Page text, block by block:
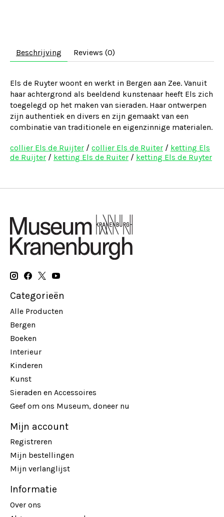
Beschrijving Reviews (0)
Els de Ruyter woont en werkt in Bergen aan Zee. Vanuit
haar achtergrond als beeldend kunstenaar heeft Els zich
toegelegd op het maken van sieraden. Haar ontwerpen
zijn authentiek en divers en zijn gemaakt van een
combinatie van traditionele en eigenzinnige materialen.
collier Els de Ruijter / collier Els de Ruiter / ketting Els
de Ruijter / ketting Els de Ruiter / ketting Els de Ruyter
Categorieën
Alle Producten
Bergen
Boeken
Interieur
Kinderen
Kunst
Sieraden en Accessoires
Geef om ons Museum, doneer nu
Mijn account
Registreren
Mijn bestellingen
Mijn verlanglijst
Informatie
Over ons